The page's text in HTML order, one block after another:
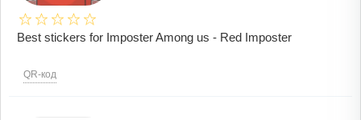
Best stickers for Imposter Among us - Red Imposter
QR-код